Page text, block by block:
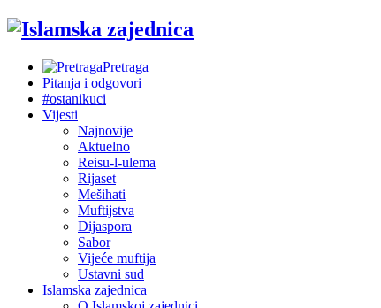
Pretraga
Pitanja i odgovori
#ostanikuci
Vijesti
Najnovije
Aktuelno
Reisu-l-ulema
Rijaset
Mešihati
Muftijstva
Dijaspora
Sabor
Vijeće muftija
Ustavni sud
Islamska zajednica